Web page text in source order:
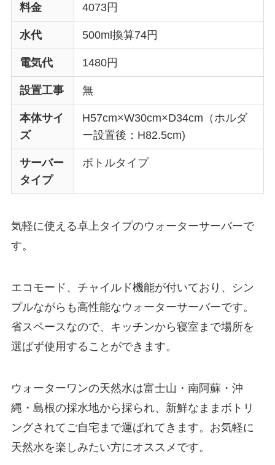
料金 4073円
水代 500ml換算74円
電気代 1480円
設置工事 無
本体サイ
ズ
H57cm×W30cm×D34cm（ホルダ
ー設置後：H82.5cm)
サーバー
タイプ
ボトルタイプ
気軽に使える卓上タイプのウォーターサーバーで
す。
エコモード、チャイルド機能が付いており、シン
プルながらも高性能なウォーターサーバーです。
省スペースなので、キッチンから寝室まで場所を
選ばず使用することができます。
ウォーターワンの天然水は富士山・南阿蘇・沖
縄・島根の採水地から採られ、新鮮なままボトリ
ングされてご自宅まで運ばれてきます。お気軽に
天然水を楽しみたい方にオススメです。